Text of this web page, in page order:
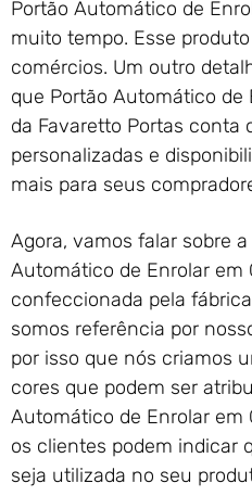
Portão Automático de
muito tempo. Esse
comércios. Um outro
que Portão Automático de
da Favaretto Portas conta
personalizadas e
mais para seus
Agora, vamos falar sobre
Automático de Enrolar em
confeccionada pela
somos referência por
por isso que nós criamos
cores que podem ser
Automático de Enrolar em
os clientes podem indicar
seja utilizada no seu